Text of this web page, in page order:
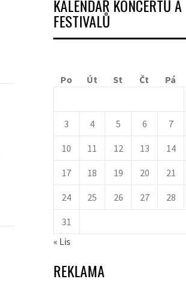
KALENDÁŘ KONCERTŮ A
FESTIVALŮ
Po
Út St Čt Pá
3 4 5 6 7
10 11 12 13 14
17 18 19 20 21
24 25 26 27 28
31
« Lis
REKLAMA